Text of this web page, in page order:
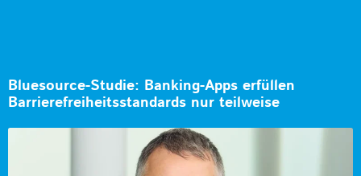
Bluesource-Studie: Banking-Apps erfüllen
Barrierefreiheitsstandards nur teilweise